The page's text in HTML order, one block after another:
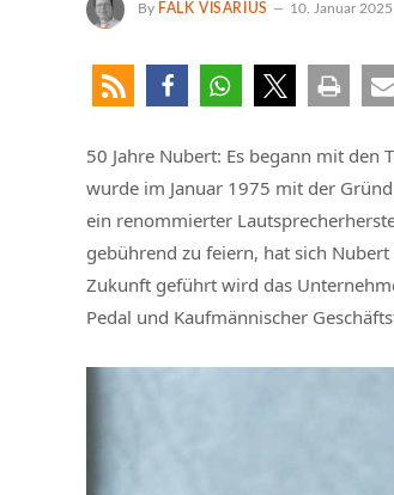
By FALK VISARIUS 10. Januar 2025
50 Jahre Nubert: Es begann mit
wurde im Januar 1975 mit der
ein renommierter
gebührend zu feiern, hat sich
Zukunft geführt wird das
Pedal und Kaufmännischer